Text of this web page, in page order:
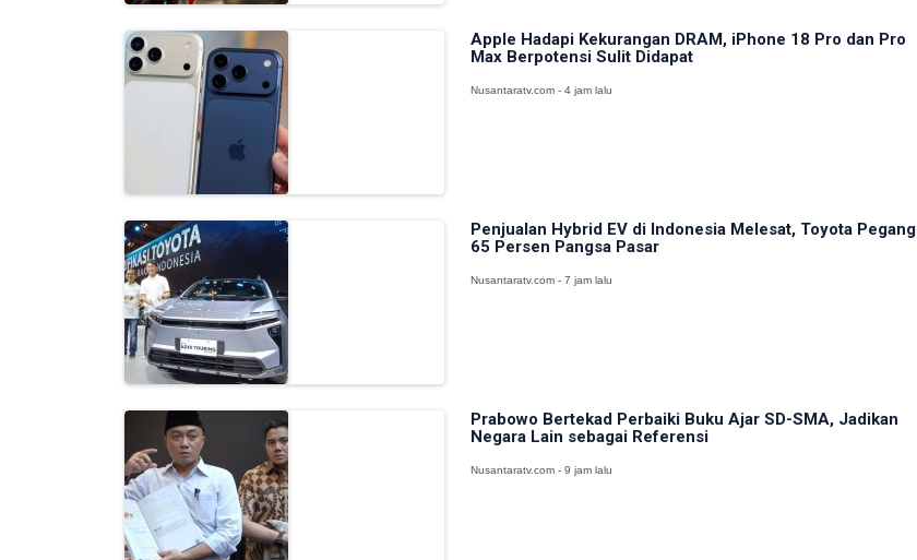
Apple Hadapi Kekurangan DRAM, iPhone 18 Pro dan Pro
Max Berpotensi Sulit Didapat
Nusantaratv.com - 4 jam lalu
Penjualan Hybrid EV di Indonesia Melesat, Toyota Pegang
65 Persen Pangsa Pasar
Nusantaratv.com - 7 jam lalu
Prabowo Bertekad Perbaiki Buku Ajar SD-SMA, Jadikan
Negara Lain sebagai Referensi
Nusantaratv.com - 9 jam lalu